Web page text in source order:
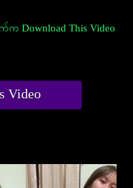
Download This Video
Video